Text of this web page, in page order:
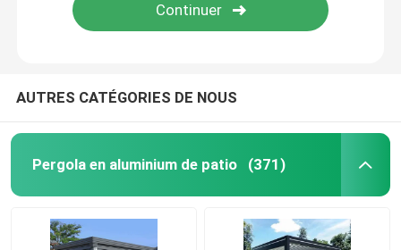
AUTRES CATÉGORIES DE NOUS
Pergola en aluminium de patio (371)